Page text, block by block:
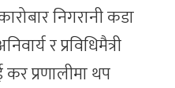
निगरानी कडा
र प्रविधिमैत्री
प्रणालीमा थप